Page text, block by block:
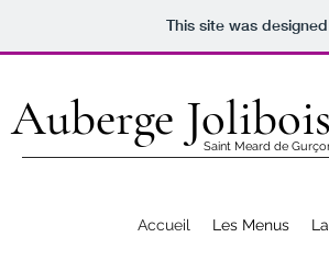
This site was
Auberge Jolibois
Saint Meard de
Accueil Les Menus